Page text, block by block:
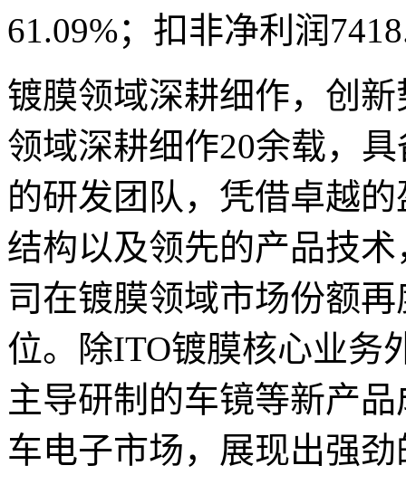
61.09%；扣非净利润
镀膜领域深耕细作，创
领域深耕细作20余载，
的研发团队，凭借卓越
结构以及领先的产品技
司在镀膜领域市场份额
位。除ITO镀膜核心业务
主导研制的车镜等新产
车电子市场，展现出强